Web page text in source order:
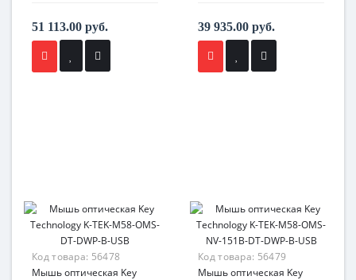
51 113.00 руб. 39 935.00 руб.
Код товара: 56478
Мышь оптическая Key
Код товара: 56479
Мышь оптическая Key